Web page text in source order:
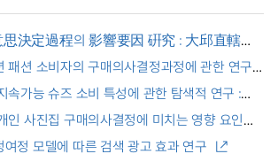
決定過程의 影響要因 硏究 : 大邱直轄市
패션 소비자의 구매의사결정과정에 관한 연구
Edition Fashion Consumers
속가능 슈즈 소비 특성에 관한 탐색적 연구 :
인 사진집 구매의사결정에 미치는 영향 요인
정 모델에 따른 검색 광고 효과 연구